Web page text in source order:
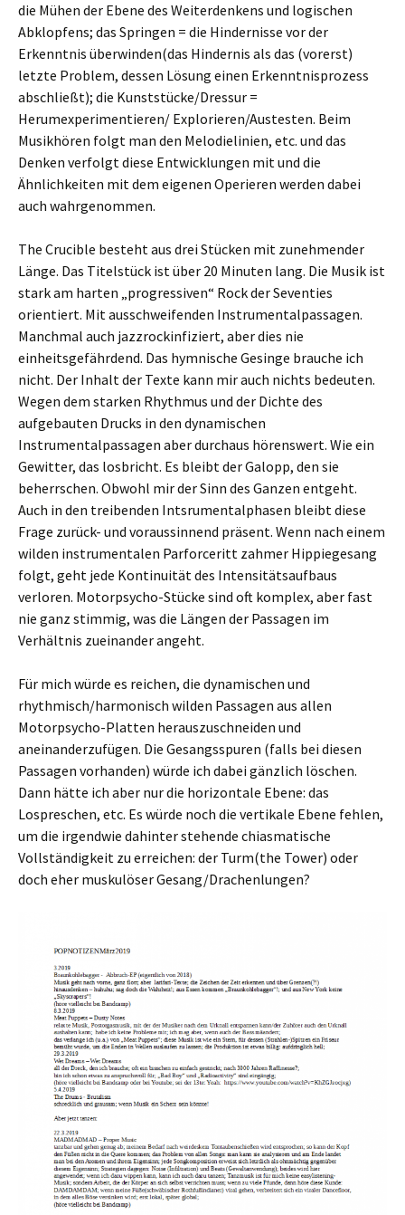
die Mühen der Ebene des Weiterdenkens und logischen
Abklopfens; das Springen = die Hindernisse vor der
Erkenntnis überwinden(das Hindernis als das (vorerst)
letzte Problem, dessen Lösung einen Erkenntnisprozess
abschließt); die Kunststücke/Dressur =
Herumexperimentieren/ Explorieren/Austesten. Beim
Musikhören folgt man den Melodielinien, etc. und das
Denken verfolgt diese Entwicklungen mit und die
Ähnlichkeiten mit dem eigenen Operieren werden dabei
auch wahrgenommen.
The Crucible besteht aus drei Stücken mit zunehmender
Länge. Das Titelstück ist über 20 Minuten lang. Die Musik ist
stark am harten „progressiven“ Rock der Seventies
orientiert. Mit ausschweifenden Instrumentalpassagen.
Manchmal auch jazzrockinfiziert, aber dies nie
einheitsgefährdend. Das hymnische Gesinge brauche ich
nicht. Der Inhalt der Texte kann mir auch nichts bedeuten.
Wegen dem starken Rhythmus und der Dichte des
aufgebauten Drucks in den dynamischen
Instrumentalpassagen aber durchaus hörenswert. Wie ein
Gewitter, das losbricht. Es bleibt der Galopp, den sie
beherrschen. Obwohl mir der Sinn des Ganzen entgeht.
Auch in den treibenden Intsrumentalphasen bleibt diese
Frage zurück- und voraussinnend präsent. Wenn nach einem
wilden instrumentalen Parforceritt zahmer Hippiegesang
folgt, geht jede Kontinuität des Intensitätsaufbaus
verloren. Motorpsycho-Stücke sind oft komplex, aber fast
nie ganz stimmig, was die Längen der Passagen im
Verhältnis zueinander angeht.
Für mich würde es reichen, die dynamischen und
rhythmisch/harmonisch wilden Passagen aus allen
Motorpsycho-Platten herauszuschneiden und
aneinanderzufügen. Die Gesangsspuren (falls bei diesen
Passagen vorhanden) würde ich dabei gänzlich löschen.
Dann hätte ich aber nur die horizontale Ebene: das
Lospreschen, etc. Es würde noch die vertikale Ebene fehlen,
um die irgendwie dahinter stehende chiasmatische
Vollständigkeit zu erreichen: der Turm(the Tower) oder
doch eher muskulöser Gesang/Drachenlungen?